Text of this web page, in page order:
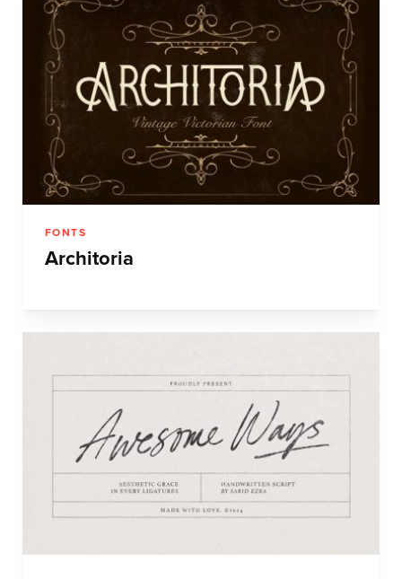
FONTS
Architoria